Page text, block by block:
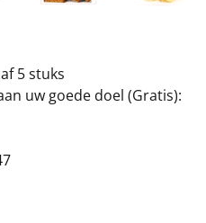
5 stuks
uw goede doel (Gratis):